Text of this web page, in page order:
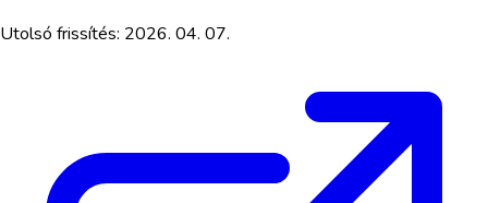
Utolsó frissítés: 2026. 04. 07.